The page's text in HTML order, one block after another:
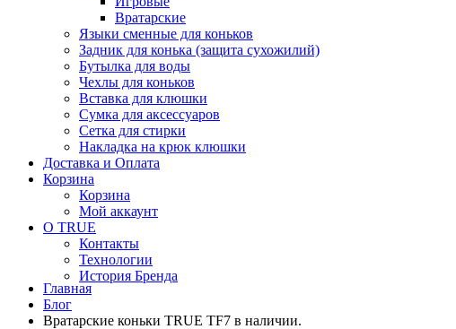
Вратарские
Языки сменные для коньков
Задник для конька (защита сухожилий)
Бутылка для воды
Чехлы для коньков
Вставка для клюшки
Сумка для аксессуаров
Сетка для стирки
Накладка на крюк клюшки
Доставка и Оплата
Корзина
Корзина
Мой аккаунт
О TRUE
Контакты
Технологии
История Бренда
Главная
Блог
Вратарские коньки TRUE TF7 в наличии.